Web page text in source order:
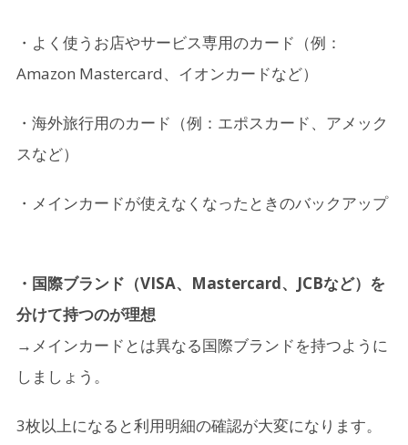
・よく使うお店やサービス専用のカード（例：
Amazon Mastercard、イオンカードなど）
・海外旅行用のカード（例：エポスカード、アメック
スなど）
・メインカードが使えなくなったときのバックアップ
・国際ブランド（VISA、Mastercard、JCBなど）を
分けて持つのが理想
→メインカードとは異なる国際ブランドを持つように
しましょう。
3枚以上になると利用明細の確認が大変になります。